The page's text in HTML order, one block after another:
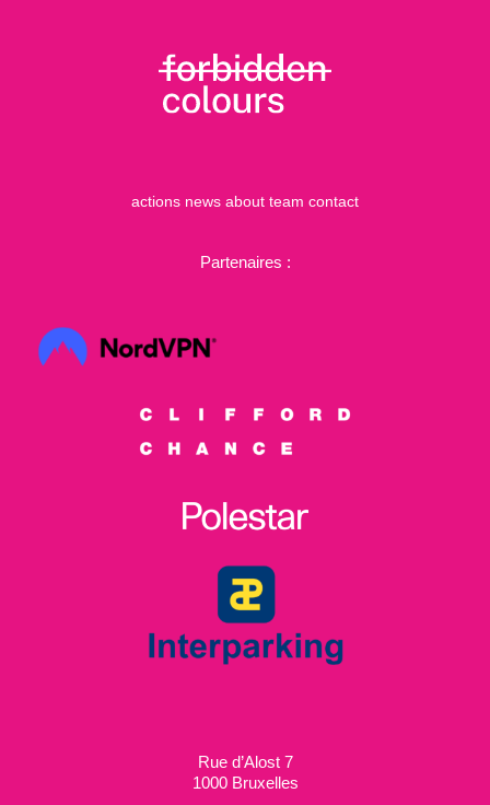
actions news about team contact
Partenaires :
Rue d’Alost 7
1000 Bruxelles